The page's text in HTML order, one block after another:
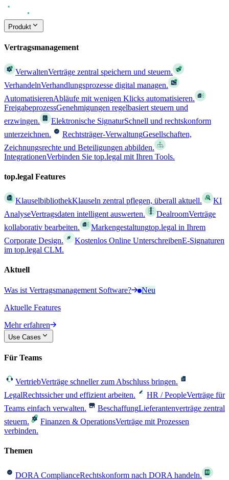
Produkt
Vertragsmanagement
VerwaltenVerträge zentral speichern und steuern.
VerhandelnVerhandlungsprozesse digital managen.
AutomatisierenAbläufe mit wenigen Klicks automatisieren.
FreigabeprozessGenehmigungen regelbasiert steuern und
erzwingen.
Elektronische SignaturSchnell und rechtskonform
unterzeichnen.
Rechtsträger-VerwaltungGesellschaften,
Zeichnungsrechte und Beteiligungen abbilden.
IntegrationenVerbinden Sie top.legal mit Ihren Tools.
top.legal Features
KlauselbibliothekKlauseln zentral pflegen, überall aktuell.
KI
AnalyseVertragsdaten intelligent auswerten. DealroomVerträge
kollaborativ bearbeiten.
Markengestaltungtop.legal in Ihrem
Corporate Design.
Kostenlos Online UnterschreibenE-Signaturen
im top.legal CLM.
Aktuell
Was ist Vertragsmanagement Software?
Neu
Aktuelle Features
Mehr erfahren
Use Cases
Für Teams
VertriebVerträge schneller zum Abschluss bringen.
LegalRechtssicher und effizient arbeiten. HR / PeopleVerträge für
Teams einfach verwalten.
BeschaffungLieferantenverträge zentral
steuern.
Finanzen & OperationsVerträge mit Prozessen
verbinden.
Themen
DORA ComplianceRechtskonform nach DORA handeln.